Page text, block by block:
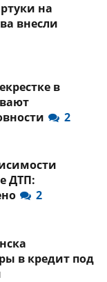
на
внесли
в
2
ДТП:
2
в кредит под